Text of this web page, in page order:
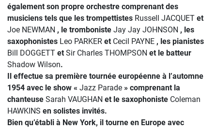
également son propre orchestre comprenant des
musiciens tels que les trompettistes Russell JACQUET et
Joe NEWMAN , le tromboniste Jay Jay JOHNSON , les
saxophonistes Leo PARKER et Cecil PAYNE , les pianistes
Bill DOGGETT et Sir Charles THOMPSON et le batteur
Shadow Wilson.
Il effectue sa première tournée européenne à l’automne
1954 avec le show « Jazz Parade » comprenant la
chanteuse Sarah VAUGHAN et le saxophoniste Coleman
HAWKINS en solistes invités.
Bien qu’établi à New York, il tourne en Europe avec